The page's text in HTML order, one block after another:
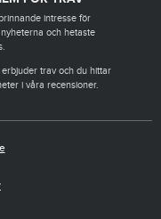
intresse för
och hetaste
trav och du hittar
i våra recensioner.